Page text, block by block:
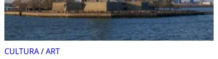
CULTURA/ART